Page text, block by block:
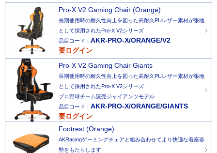
Pro-X V2 Gaming Chair (Orange)
長期使用時の耐久性向上を図った高耐久PUレザー素材が張地
として採用されたPro-X V2シリーズ
品目コード： AKR-PRO-X/ORANGE/V2
要ログイン
Pro-X V2 Gaming Chair Giants
長期使用時の耐久性向上を図った高耐久PUレザー素材が張地
として採用されたPro-X V2シリーズ
プロ野球チーム読売ジャイアンツモデル
品目コード： AKR-PRO-X/ORANGE/GIANTS
要ログイン
Footrest (Orange)
AKRacingゲーミングチェアと組み合わせてより快適な着座姿
勢をもたらします